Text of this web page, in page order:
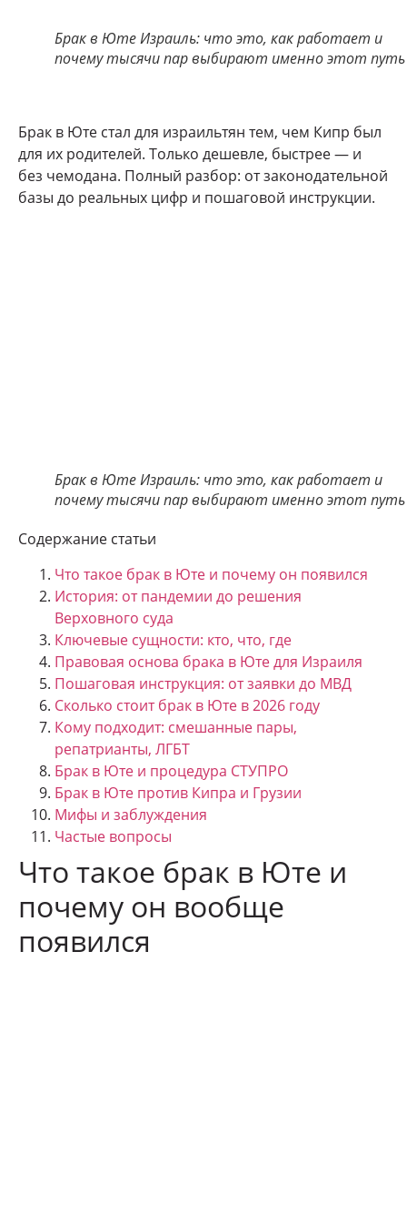
Брак в Юте Израиль: что это, как работает и
почему тысячи пар выбирают именно этот путь
Брак в Юте стал для израильтян тем, чем Кипр был
для их родителей. Только дешевле, быстрее — и
без чемодана. Полный разбор: от законодательной
базы до реальных цифр и пошаговой инструкции.
Брак в Юте Израиль: что это, как работает и
почему тысячи пар выбирают именно этот путь
Содержание статьи
Что такое брак в Юте и почему он появился
История: от пандемии до решения
Верховного суда
Ключевые сущности: кто, что, где
Правовая основа брака в Юте для Израиля
Пошаговая инструкция: от заявки до МВД
Сколько стоит брак в Юте в 2026 году
Кому подходит: смешанные пары,
репатрианты, ЛГБТ
Брак в Юте и процедура СТУПРО
Брак в Юте против Кипра и Грузии
Мифы и заблуждения
Частые вопросы
Что такое брак в Юте и
почему он вообще
появился